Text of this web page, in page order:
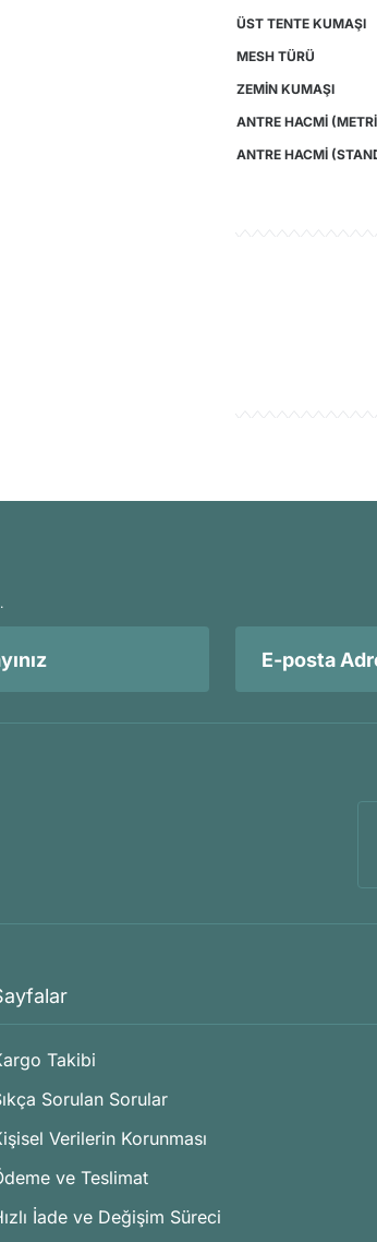
ÜST TENTE KUMAŞI
MESH TÜRÜ
ZEMİN KUMAŞI
ANTRE HACMİ
ANTRE HACMİ
Takibi
Sorulan Sorular
Verilerin Korunması
ve Teslimat
İade ve Değişim Süreci